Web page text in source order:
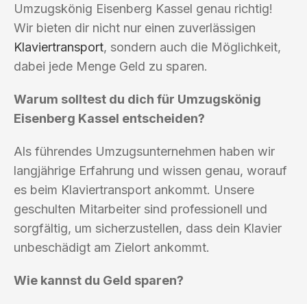
Umzugskönig Eisenberg Kassel genau richtig!
Wir bieten dir nicht nur einen zuverlässigen
Klaviertransport, sondern auch die Möglichkeit,
dabei jede Menge Geld zu sparen.
Warum solltest du dich für Umzugskönig
Eisenberg Kassel entscheiden?
Als führendes Umzugsunternehmen haben wir
langjährige Erfahrung und wissen genau, worauf
es beim Klaviertransport ankommt. Unsere
geschulten Mitarbeiter sind professionell und
sorgfältig, um sicherzustellen, dass dein Klavier
unbeschädigt am Zielort ankommt.
Wie kannst du Geld sparen?